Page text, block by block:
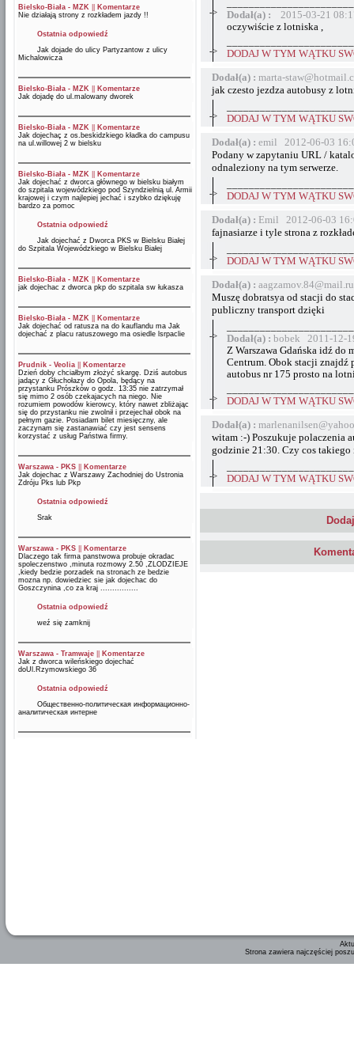
Bielsko-Biała - MZK
Komentarze
Nie działają strony z rozkładem jazdy !!
Ostatnia odpowiedź
Jak dojade do ulicy Partyzantow z ulicy
Michalowicza
Bielsko-Biała - MZK
Komentarze
Jak dojadę do ul.malowany dworek
Bielsko-Biała - MZK
Komentarze
Jak dojechaç z os.beskidzkiego kładka do campusu
na ul.willowej 2 w bielsku
Bielsko-Biała - MZK
Komentarze
Jak dojechać z dworca głównego w bielsku białym
do szpitala wojewódzkiego pod Szyndzielnią ul. Armii
krajowej i czym najlepiej jechać i szybko dziękuję
bardzo za pomoc
Ostatnia odpowiedź
Jak dojechać z Dworca PKS w Bielsku Białej
do Szpitala Wojewódzkiego w Bielsku Białej
Bielsko-Biała - MZK
Komentarze
jak dojechac z dworca pkp do szpitala sw łukasza
Bielsko-Biała - MZK
Komentarze
Jak dojechać od ratusza na do kauflandu ma Jak
dojechać z placu ratuszowego ma osiedle lsrpaclie
Prudnik - Veolia
Komentarze
Dzień doby chciałbym złożyć skargę. Dziś autobus
jadący z Głuchołazy do Opola, będący na
przystanku Prószków o godz. 13:35 nie zatrzymał
się mimo 2 osób czekajacych na niego. Nie
rozumiem powodów kierowcy, który nawet zbliżając
się do przystanku nie zwolnił i przejechał obok na
pełnym gazie. Posiadam bilet miesięczny, ale
zaczynam się zastanawiać czy jest sensens
korzystać z usług Państwa firmy.
Warszawa - PKS
Komentarze
Jak dojechac z Warszawy Zachodniej do Ustronia
Zdróju Pks lub Pkp
Ostatnia odpowiedź
Srak
Warszawa - PKS
Komentarze
Dlaczego tak firma panstwowa probuje okradac
spoleczenstwo ,minuta rozmowy 2.50 ,ZLODZIEJE
,kiedy bedzie porzadek na stronach ze bedzie
mozna np. dowiedziec sie jak dojechac do
Goszczynina ,co za kraj ................
Ostatnia odpowiedź
weź się zamknij
Warszawa - Tramwaje
Komentarze
Jak z dworca wileńskiego dojechać
doUl.Rzymowskiego 36
Ostatnia odpowiedź
Общественно-политическая информационно-
аналитическая интерне
->
Dodał(a) :
2015-03-21
oczywiście z lotniska ,
->
DODAJ W TYM WĄTKU
Dodał(a) : marta-
jak czesto jezdza autobusy z
->
DODAJ W TYM WĄTKU
Dodał(a) : emil 2012-06-03
Podany w zapytaniu URL /
odnaleziony na tym serwerze.
->
DODAJ W TYM WĄTKU
Dodał(a) : Emil 2012-06-03
fajnasiarze i tyle strona z
->
DODAJ W TYM WĄTKU
Dodał(a) :
Muszę dobratsya od stacji do
publiczny transport dzięki
->
Dodał(a) : bobek 2011-12-
Z Warszawa Gdańska idź do
Centrum. Obok stacji znajdź
autobus nr 175 prosto na
->
DODAJ W TYM WĄTKU
Dodał(a) :
witam :-) Poszukuje polaczenia
godzinie 21:30. Czy cos takiego
->
DODAJ W TYM WĄTKU
Strona zawiera najczęściej